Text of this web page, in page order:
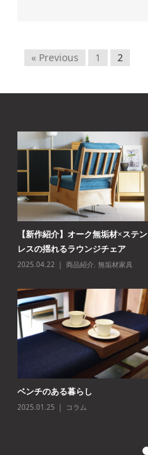
« Previous 1 2
【紹介されました】i-plainさんの
「心地よい暮らしのイン...
2025.10.28
ブログ
新商品｜TANALISTに「ワードロー
ブ」が登場しました。